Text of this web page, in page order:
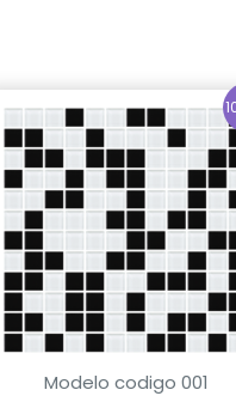
Modelo codigo 001